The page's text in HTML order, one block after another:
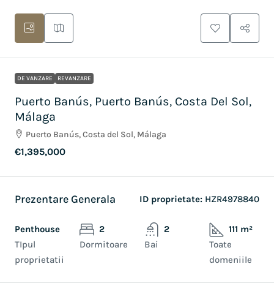
DE VANZARE REVANZARE
Puerto Banús, Puerto Banús, Costa Del Sol,
Málaga
Puerto Banús, Costa del Sol, Málaga
€1,395,000
Prezentare Generala ID proprietate: HZR4978840
Penthouse
TIpul
proprietatii
2
Dormitoare
2
Bai
111 m²
Toate
domeniile